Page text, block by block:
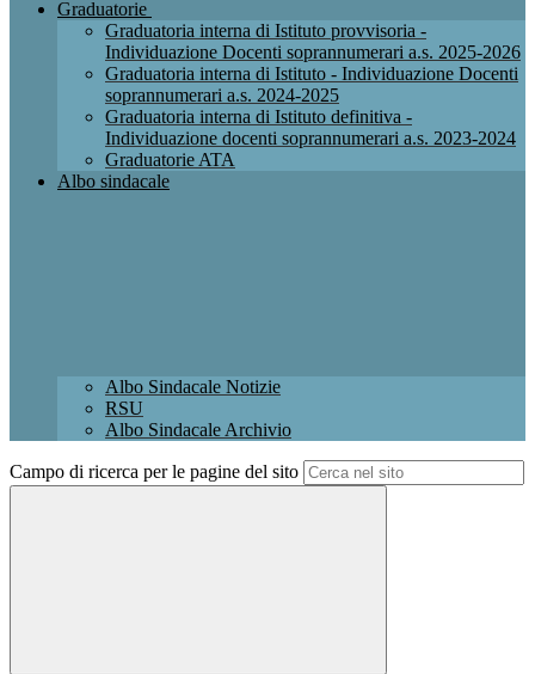
Graduatorie
Graduatoria interna di Istituto provvisoria -
Individuazione Docenti soprannumerari a.s. 2025-2026
Graduatoria interna di Istituto - Individuazione Docenti
soprannumerari a.s. 2024-2025
Graduatoria interna di Istituto definitiva -
Individuazione docenti soprannumerari a.s. 2023-2024
Graduatorie ATA
Albo sindacale
Albo Sindacale Notizie
RSU
Albo Sindacale Archivio
Campo di ricerca per le pagine del sito